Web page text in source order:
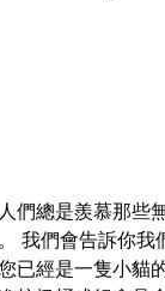
們總是羨慕那
我們會告訴你
經是一隻小貓